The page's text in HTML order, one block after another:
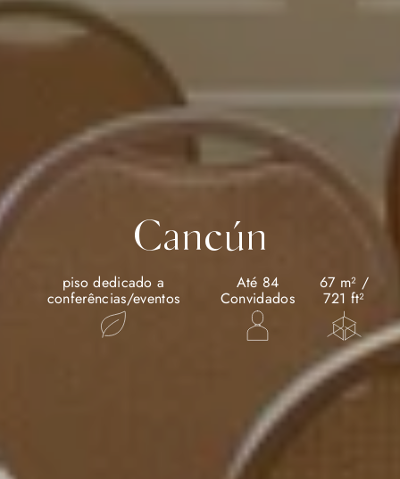
Cancún
piso dedicado a
conferências/eventos
Até 84
Convidados
67 m² /
721 ft²